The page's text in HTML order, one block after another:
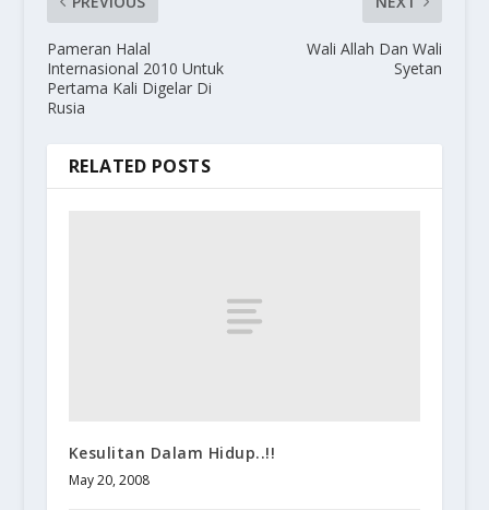
Pameran Halal
Internasional 2010 Untuk
Pertama Kali Digelar Di
Rusia
Wali Allah Dan Wali
Syetan
RELATED POSTS
Kesulitan Dalam Hidup..!!
May 20, 2008